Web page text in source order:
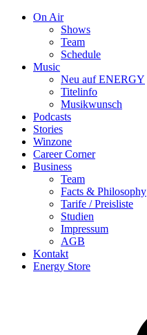
On Air
Shows
Team
Schedule
Music
Neu auf ENERGY
Titelinfo
Musikwunsch
Podcasts
Stories
Winzone
Career Corner
Business
Team
Facts & Philosophy
Tarife / Preisliste
Studien
Impressum
AGB
Kontakt
Energy Store